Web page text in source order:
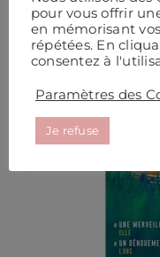
pour vous offrir
en mémorisant
répétées. En
consentez à
Paramètres des
Je refuse